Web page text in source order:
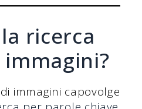
ricerca
immagini capovolge